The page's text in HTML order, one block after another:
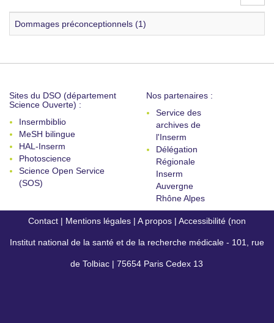
Dommages préconceptionnels (1)
Sites du DSO (département
Science Ouverte) :
Insermbiblio
MeSH bilingue
HAL-Inserm
Photoscience
Science Open Service
(SOS)
Nos partenaires :
Service des
archives de
l'Inserm
Délégation
Régionale
Inserm
Auvergne
Rhône Alpes
Contact | Mentions légales | A propos | Accessibilité (non
conforme)
Institut national de la santé et de la recherche médicale - 101, rue
de Tolbiac | 75654 Paris Cedex 13